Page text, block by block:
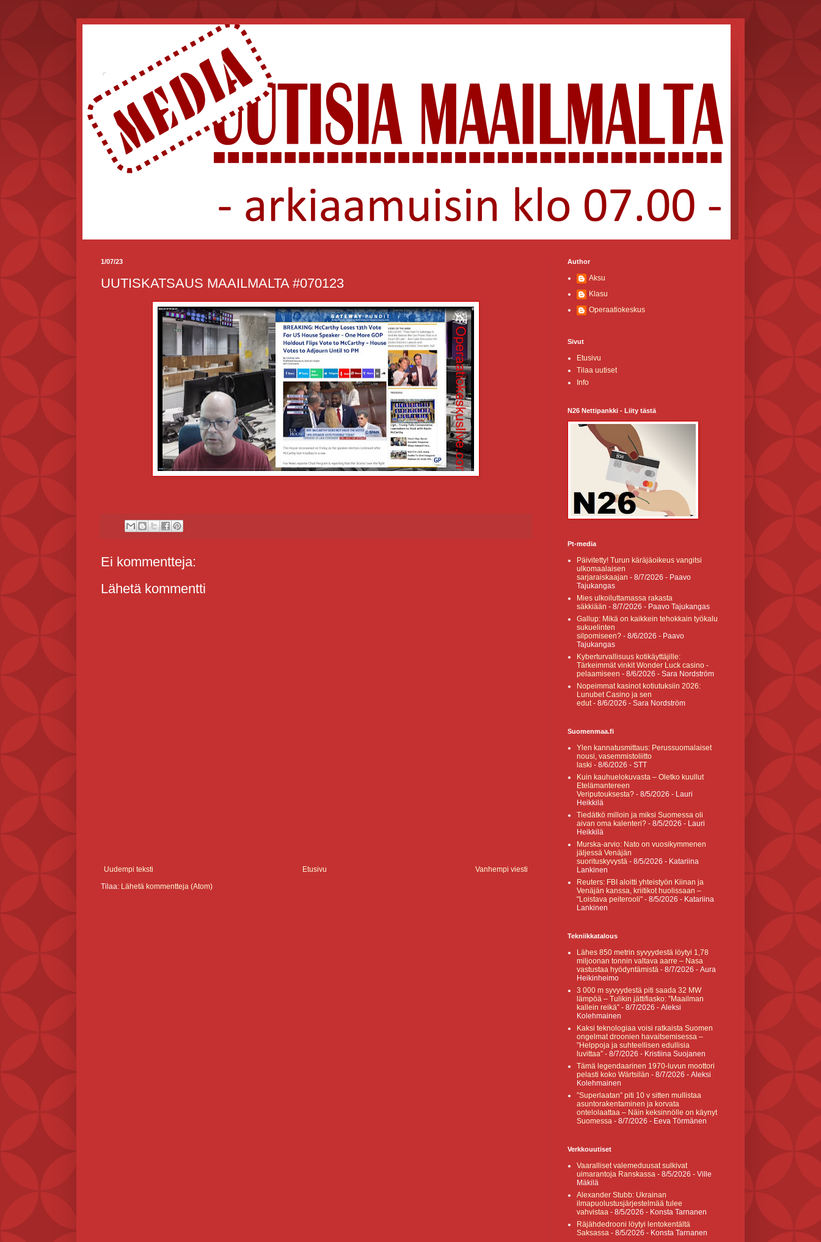
.
1/07/23
UUTISKATSAUS MAAILMALTA #070123
Ei kommentteja:
Lähetä kommentti
Uudempi teksti Vanhempi viesti
Etusivu
Tilaa: Lähetä kommentteja (Atom)
Author
Aksu
Klasu
Operaatiokeskus
Sivut
Etusivu
Tilaa uutiset
Info
N26 Nettipankki - Liity tästä
Pt-media
Päivitetty! Turun käräjäoikeus vangitsi
ulkomaalaisen
sarjaraiskaajan - 8/7/2026 - Paavo
Tajukangas
Mies ulkoiluttamassa rakasta
säkkiään - 8/7/2026 - Paavo Tajukangas
Gallup: Mikä on kaikkein tehokkain työkalu
sukuelinten
silpomiseen? - 8/6/2026 - Paavo
Tajukangas
Kyberturvallisuus kotikäyttäjille:
Tärkeimmät vinkit Wonder Luck casino -
pelaamiseen - 8/6/2026 - Sara Nordström
Nopeimmat kasinot kotiutuksiin 2026:
Lunubet Casino ja sen
edut- 8/6/2026 - Sara Nordström
Suomenmaa.fi
Ylen kannatusmittaus: Perussuomalaiset
nousi, vasemmistoliitto
laski - 8/6/2026 - STT
Kuin kauhuelokuvasta – Oletko kuullut
Etelämantereen
Veriputouksesta? - 8/5/2026 - Lauri
Heikkilä
Tiedätkö milloin ja miksi Suomessa oli
aivan oma kalenteri? - 8/5/2026 - Lauri
Heikkilä
Murska-arvio: Nato on vuosikymmenen
jäljessä Venäjän
suorituskyvystä - 8/5/2026 - Katariina
Lankinen
Reuters: FBI aloitti yhteistyön Kiinan ja
Venäjän kanssa, kriitikot huolissaan –
"Loistava peiterooli" - 8/5/2026 - Katariina
Lankinen
Tekniikkatalous
Lähes 850 metrin syvyydestä löytyi 1,78
miljoonan tonnin valtava aarre – Nasa
vastustaa hyödyntämistä - 8/7/2026 - Aura
Heikinheimo
3 000 m syvyydestä piti saada 32 MW
lämpöä – Tulikin jättifiasko: ”Maailman
kallein reikä” - 8/7/2026 - Aleksi
Kolehmainen
Kaksi teknologiaa voisi ratkaista Suomen
ongelmat droonien havaitsemisessa –
”Helppoja ja suhteellisen edullisia
luvittaa” - 8/7/2026 - Kristiina Suojanen
Tämä legendaarinen 1970-luvun moottori
pelasti koko Wärtsilän - 8/7/2026 - Aleksi
Kolehmainen
”Superlaatan” piti 10 v sitten mullistaa
asuntorakentaminen ja korvata
ontelolaattaa – Näin keksinnölle on käynyt
Suomessa - 8/7/2026 - Eeva Törmänen
Verkkouutiset
Vaaralliset valemeduusat sulkivat
uimarantoja Ranskassa - 8/5/2026 - Ville
Mäkilä
Alexander Stubb: Ukrainan
ilmapuolustusjärjestelmää tulee
vahvistaa - 8/5/2026 - Konsta Tarnanen
Räjähdedrooni löytyi lentokentältä
Saksassa - 8/5/2026 - Konsta Tarnanen